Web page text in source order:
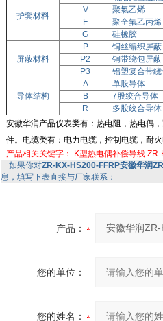
护套材料
V
聚氯乙烯
F
聚全氟乙丙烯
G
硅橡胶
屏蔽材料
P
铜丝编织屏蔽
P2
铜带绕包屏蔽
P3
铝塑复合带
导体结构
A
单股导体
B
7股绞合导体
R
多股绞合导体
安徽华润产品仪表类有：热电阻，热电偶
件。电缆类有：电力电缆，控制电缆，耐
产品相关关键字：
K型热电偶补偿导线 ZR-
如果你对ZR-KX-HS200-FFRP安徽华润
息，填写下表直接与厂家联系：
产品：
您的单位：
您的姓名：